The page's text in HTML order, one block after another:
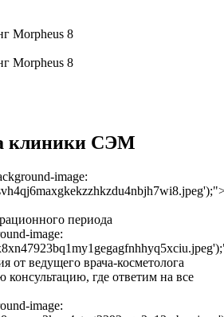
Morpheus 8
Morpheus 8
клиники СЭМ
image:
периода
image:
от ведущего врача-косметолога
консультацию, где ответим на все
image: